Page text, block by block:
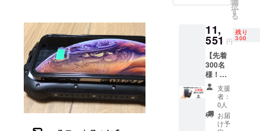
」・・・
+identify(見
極める）
世界各国の
素晴らしい
商品を"見極
めて" 紹介す
る"つなぐ"ブ
定リ
ン】 一
般販売
予定価
格
16500
円(税
込、送
料無料)
↓ 超早
割特別
価格
択
す
る
11,
551 円
残り
300
【先着
300名
様！】
お得割
特別価
格
30％OF
支援
者：
0人
お届
け予